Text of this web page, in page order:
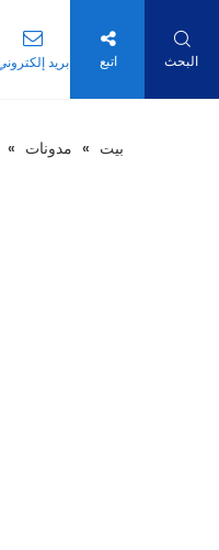
بريد اتبع البحث
بيت » مدونات »